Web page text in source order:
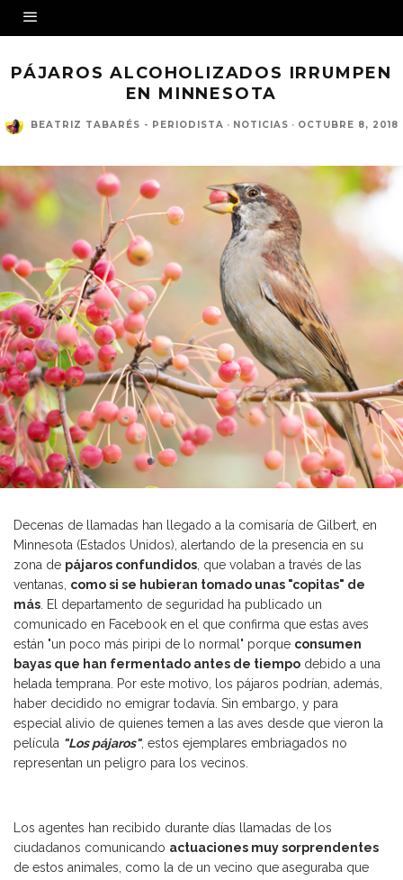
PÁJAROS ALCOHOLIZADOS IRRUMPEN
EN MINNESOTA
BEATRIZ TABARÉS - PERIODISTA · NOTICIAS · OCTUBRE 8, 2018
Decenas de llamadas han llegado a la comisaría de Gilbert, en
Minnesota (Estados Unidos), alertando de la presencia en su
zona de pájaros confundidos, que volaban a través de las
ventanas, como si se hubieran tomado unas "copitas" de
más. El departamento de seguridad ha publicado un
comunicado en Facebook en el que confirma que estas aves
están "un poco más piripi de lo normal" porque consumen
bayas que han fermentado antes de tiempo debido a una
helada temprana. Por este motivo, los pájaros podrían, además,
haber decidido no emigrar todavía. Sin embargo, y para
especial alivio de quienes temen a las aves desde que vieron la
película "Los pájaros", estos ejemplares embriagados no
representan un peligro para los vecinos.
Los agentes han recibido durante días llamadas de los
ciudadanos comunicando actuaciones muy sorprendentes
de estos animales, como la de un vecino que aseguraba que